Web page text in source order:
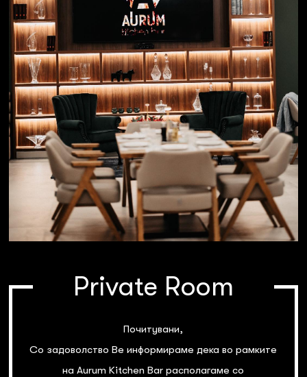
Private Room
Почитувани,
Со задоволство Ве информираме дека во рамките
на Aurum Kitchen Bar располагаме со